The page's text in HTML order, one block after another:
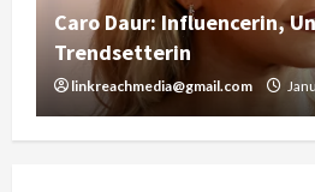
Caro Daur: Influencerin,
Trendsetterin
linkreachmedia@gmail.com